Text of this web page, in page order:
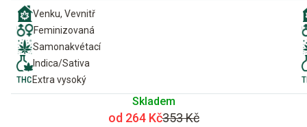
Venku, Vevnitř
Feminizovaná
Samonakvétací
Indica/Sativa
Extra vysoký
Skladem
od 264 Kč353 Kč